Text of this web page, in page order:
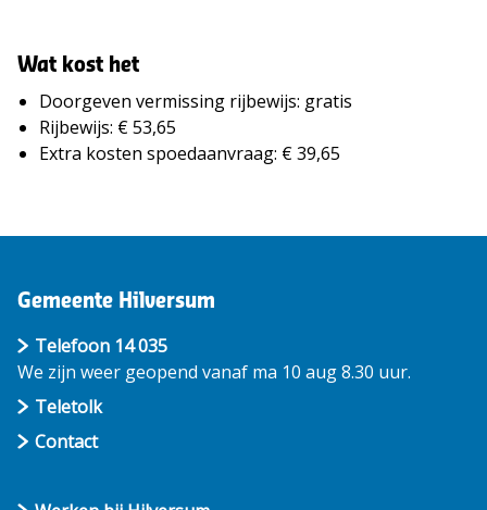
Wat kost het
Doorgeven vermissing rijbewijs: gratis
Rijbewijs: € 53,65
Extra kosten spoedaanvraag: € 39,65
Gemeente Hilversum
Telefoon 14 035
We zijn weer geopend vanaf ma 10 aug 8.30 uur.
Teletolk
Contact